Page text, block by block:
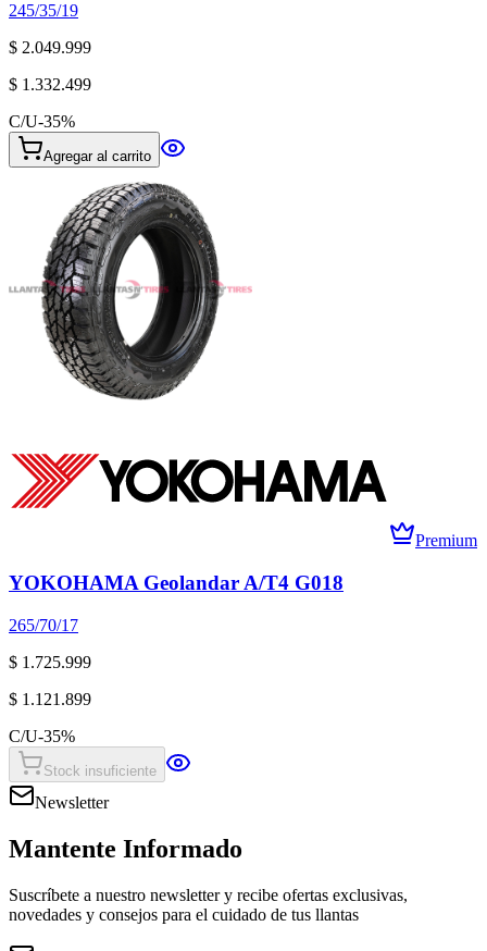
245/35/19
$ 2.049.999
$ 1.332.499
C/U-35%
Agregar al carrito
Premium
YOKOHAMA Geolandar A/T4 G018
265/70/17
$ 1.725.999
$ 1.121.899
C/U-35%
Stock insuficiente
Newsletter
Mantente Informado
Suscríbete a nuestro newsletter y recibe ofertas exclusivas,
novedades y consejos para el cuidado de tus llantas